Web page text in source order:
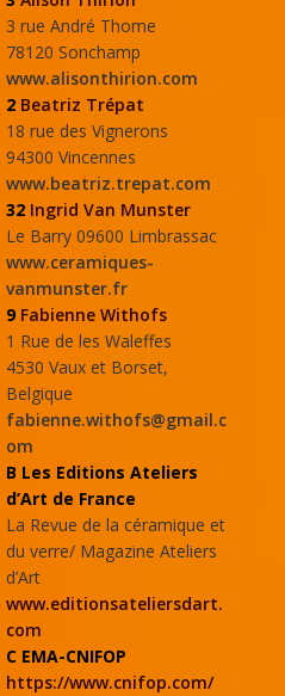
3 rue André Thome
78120 Sonchamp
www.alisonthirion.com
2 Beatriz Trépat
18 rue des Vignerons
94300 Vincennes
www.beatriz.trepat.com
32 Ingrid Van Munster
Le Barry 09600 Limbrassac
www.ceramiques-
vanmunster.fr
9 Fabienne Withofs
1 Rue de les Waleffes
4530 Vaux et Borset,
Belgique
fabienne.withofs@gmail.c
om
B Les Editions Ateliers
d’Art de France
La Revue de la céramique et
du verre/ Magazine Ateliers
d’Art
www.editionsateliersdart.
com
C EMA-CNIFOP
https://www.cnifop.com/